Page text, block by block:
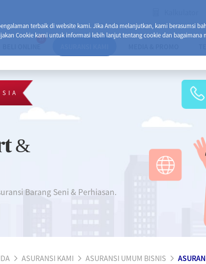
terbaik di website kami. Jika Anda melanjutkan, kami berasumsi
Cookie kami untuk informasi lebih lanjut tentang cookie dan bagaimana
13
&
Barang Seni & Perhiasan.
ASURANSI KAMI ASURANSI UMUM BISNIS